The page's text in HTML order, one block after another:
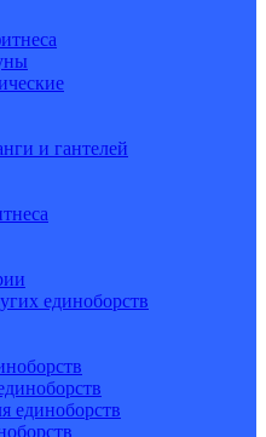
и гантелей
единоборств
единоборств